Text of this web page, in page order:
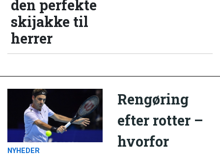
den perfekte
skijakke til
herrer
NYHEDER
Rengøring
efter rotter –
hvorfor